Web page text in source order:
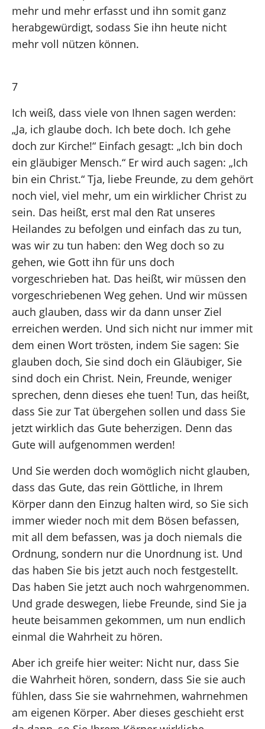
mehr und mehr erfasst und ihn somit ganz
herabgewürdigt, sodass Sie ihn heute nicht
mehr voll nützen können.
7
Ich weiß, dass viele von Ihnen sagen werden:
„Ja, ich glaube doch. Ich bete doch. Ich gehe
doch zur Kirche!“ Einfach gesagt: „Ich bin doch
ein gläubiger Mensch.“ Er wird auch sagen: „Ich
bin ein Christ.“ Tja, liebe Freunde, zu dem gehört
noch viel, viel mehr, um ein wirklicher Christ zu
sein. Das heißt, erst mal den Rat unseres
Heilandes zu befolgen und einfach das zu tun,
was wir zu tun haben: den Weg doch so zu
gehen, wie Gott ihn für uns doch
vorgeschrieben hat. Das heißt, wir müssen den
vorgeschriebenen Weg gehen. Und wir müssen
auch glauben, dass wir da dann unser Ziel
erreichen werden. Und sich nicht nur immer mit
dem einen Wort trösten, indem Sie sagen: Sie
glauben doch, Sie sind doch ein Gläubiger, Sie
sind doch ein Christ. Nein, Freunde, weniger
sprechen, denn dieses ehe tuen! Tun, das heißt,
dass Sie zur Tat übergehen sollen und dass Sie
jetzt wirklich das Gute beherzigen. Denn das
Gute will aufgenommen werden!
Und Sie werden doch womöglich nicht glauben,
dass das Gute, das rein Göttliche, in Ihrem
Körper dann den Einzug halten wird, so Sie sich
immer wieder noch mit dem Bösen befassen,
mit all dem befassen, was ja doch niemals die
Ordnung, sondern nur die Unordnung ist. Und
das haben Sie bis jetzt auch noch festgestellt.
Das haben Sie jetzt auch noch wahrgenommen.
Und grade deswegen, liebe Freunde, sind Sie ja
heute beisammen gekommen, um nun endlich
einmal die Wahrheit zu hören.
Aber ich greife hier weiter: Nicht nur, dass Sie
die Wahrheit hören, sondern, dass Sie sie auch
fühlen, dass Sie sie wahrnehmen, wahrnehmen
am eigenen Körper. Aber dieses geschieht erst